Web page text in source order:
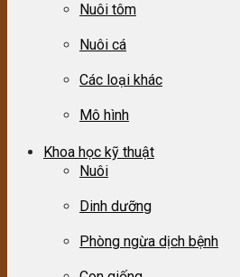
Nuôi tôm
Nuôi cá
Các loại khác
Mô hình
Khoa học kỹ thuật
Nuôi
Dinh dưỡng
Phòng ngừa dịch bệnh